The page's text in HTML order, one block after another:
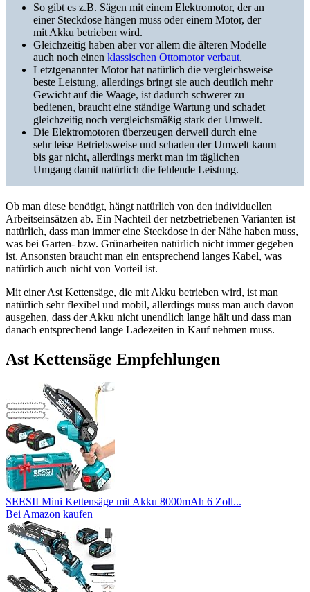
So gibt es z.B. Sägen mit einem Elektromotor, der an
einer Steckdose hängen muss oder einem Motor, der
mit Akku betrieben wird.
Gleichzeitig haben aber vor allem die älteren Modelle
auch noch einen klassischen Ottomotor verbaut.
Letztgenannter Motor hat natürlich die vergleichsweise
beste Leistung, allerdings bringt sie auch deutlich mehr
Gewicht auf die Waage, ist dadurch schwerer zu
bedienen, braucht eine ständige Wartung und schadet
gleichzeitig noch vergleichsmäßig stark der Umwelt.
Die Elektromotoren überzeugen derweil durch eine
sehr leise Betriebsweise und schaden der Umwelt kaum
bis gar nicht, allerdings merkt man im täglichen
Umgang damit natürlich die fehlende Leistung.
Ob man diese benötigt, hängt natürlich von den individuellen
Arbeitseinsätzen ab. Ein Nachteil der netzbetriebenen Varianten ist
natürlich, dass man immer eine Steckdose in der Nähe haben muss,
was bei Garten- bzw. Grünarbeiten natürlich nicht immer gegeben
ist. Ansonsten braucht man ein entsprechend langes Kabel, was
natürlich auch nicht von Vorteil ist.
Mit einer Ast Kettensäge, die mit Akku betrieben wird, ist man
natürlich sehr flexibel und mobil, allerdings muss man auch davon
ausgehen, dass der Akku nicht unendlich lange hält und dass man
danach entsprechend lange Ladezeiten in Kauf nehmen muss.
Ast Kettensäge Empfehlungen
SEESII Mini Kettensäge mit Akku 8000mAh 6 Zoll...
Bei Amazon kaufen